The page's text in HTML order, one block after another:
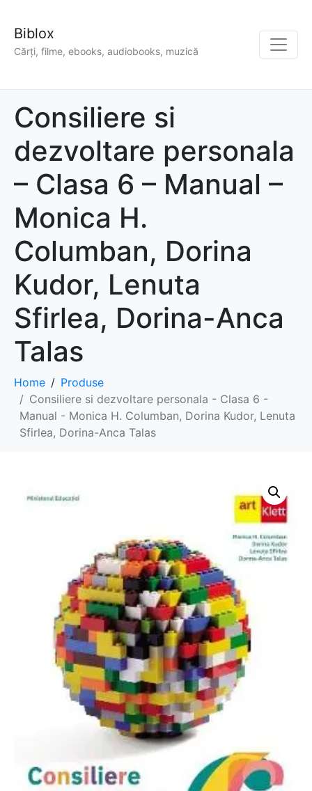
Biblox
Cărți, filme, ebooks, audiobooks, muzică
Consiliere si
dezvoltare personala
– Clasa 6 – Manual –
Monica H.
Columban, Dorina
Kudor, Lenuta
Sfirlea, Dorina-Anca
Talas
Home
Produse
Consiliere si dezvoltare personala - Clasa 6 -
Manual - Monica H. Columban, Dorina Kudor, Lenuta
Sfirlea, Dorina-Anca Talas